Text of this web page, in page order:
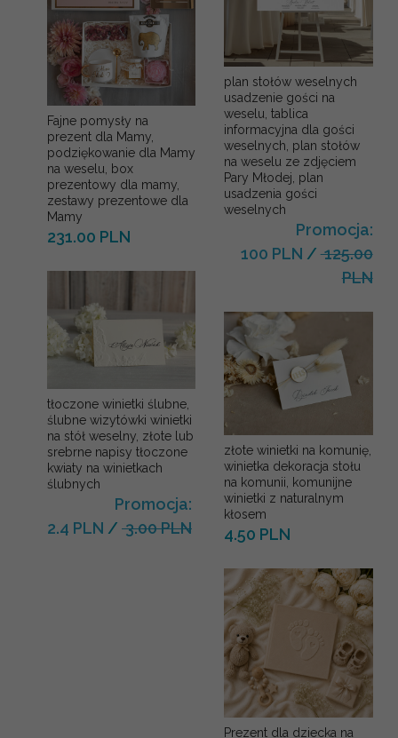
Fajne pomysły na
prezent dla Mamy,
podziękowanie dla Mamy
na weselu, box
prezentowy dla mamy,
zestawy prezentowe dla
Mamy
231.00 PLN
tłoczone winietki ślubne,
ślubne wizytówki winietki
na stół weselny, złote lub
srebrne napisy tłoczone
kwiaty na winietkach
ślubnych
Promocja:
2.4 PLN / 3.00 PLN
plan stołów weselnych
usadzenie gości na
weselu, tablica
informacyjna dla gości
weselnych, plan stołów
na weselu ze zdjęciem
Pary Młodej, plan
usadzenia gości
weselnych
Promocja:
100 PLN /125.00
PLN
złote winietki na komunię,
winietka dekoracja stołu
na komunii, komunijne
winietki z naturalnym
kłosem
4.50 PLN
Prezent dla dziecka na